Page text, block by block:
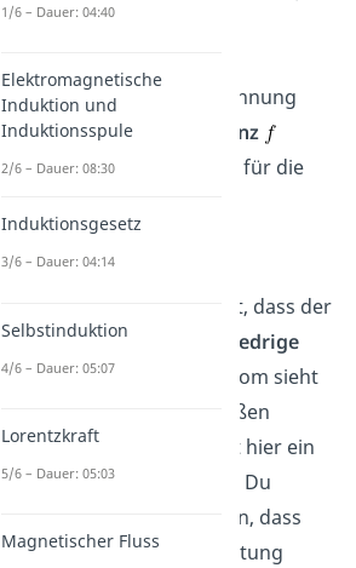
Wenn an der Eingangsspannung
eine sehr niedrige
Frequenz
anliegt, also
, so gilt für die
Die Begründung hierfür ist, dass der
Blindwiderstand
niedrige
Frequenzensteigt. Der Strom sieht
sozusagen einen sehr großen
Widerstand und somit fällt hier ein
Großteil der Spannung ab. Du
kannst dir das so vorstellen, dass
derKondensatordie Schaltung
1/6 – Dauer: 04:40
Elektromagnetische
Induktion und
Induktionsspule
2/6 – Dauer: 08:30
Induktionsgesetz
3/6 – Dauer: 04:14
Selbstinduktion
4/6 – Dauer: 05:07
Lorentzkraft
5/6 – Dauer: 05:03
Magnetischer Fluss